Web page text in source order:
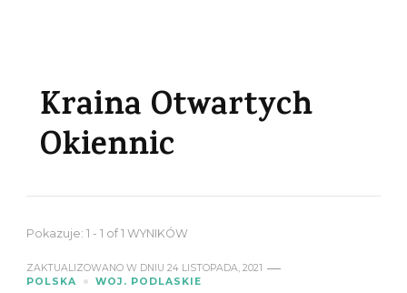
Kraina Otwartych
Okiennic
Pokazuje: 1 - 1 of 1 WYNIKÓW
ZAKTUALIZOWANO W DNIU 24 LISTOPADA, 2021
POLSKA
WOJ. PODLASKIE